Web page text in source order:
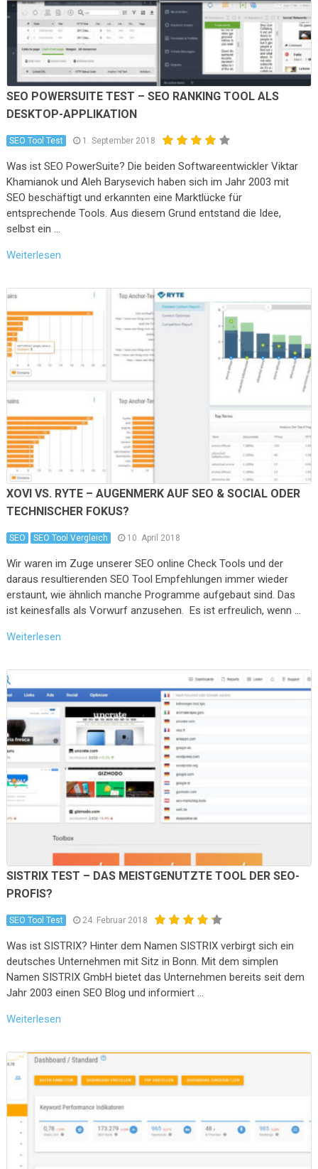
SEO POWERSUITE TEST – SEO RANKING TOOL ALS
DESKTOP-APPLIKATION
SEO Tool Test 1. September 2018
Was ist SEO PowerSuite? Die beiden Softwareentwickler Viktar
Khamianok und Aleh Barysevich haben sich im Jahr 2003 mit
SEO beschäftigt und erkannten eine Marktlücke für
entsprechende Tools. Aus diesem Grund entstand die Idee,
selbst ein …
Weiterlesen
XOVI VS. RYTE – AUGENMERK AUF SEO & SOCIAL ODER
TECHNISCHER FOKUS?
SEO SEO Tool Vergleich 10. April 2018
Wir waren im Zuge unserer SEO online Check Tools und der
daraus resultierenden SEO Tool Empfehlungen immer wieder
erstaunt, wie ähnlich manche Programme aufgebaut sind. Das
ist keinesfalls als Vorwurf anzusehen. Es ist erfreulich, wenn …
Weiterlesen
SISTRIX TEST – DAS MEISTGENUTZTE TOOL DER SEO-
PROFIS?
SEO Tool Test 24. Februar 2018
Was ist SISTRIX? Hinter dem Namen SISTRIX verbirgt sich ein
deutsches Unternehmen mit Sitz in Bonn. Mit dem simplen
Namen SISTRIX GmbH bietet das Unternehmen bereits seit dem
Jahr 2003 einen SEO Blog und informiert …
Weiterlesen